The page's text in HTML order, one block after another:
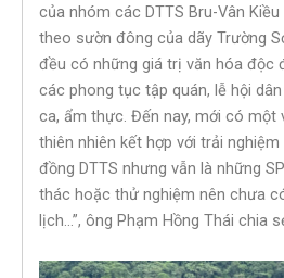
của nhóm các DTTS Bru-Vân
theo sườn đông của dãy Trường
đều có những giá trị văn hóa độc
các phong tục tập quán, lễ hội
ca, ẩm thực. Đến nay, mới có một
thiên nhiên kết hợp với trải
đồng DTTS nhưng vẫn là những
thác hoặc thử nghiệm nên chưa
lịch…”, ông Phạm Hồng Thái chia